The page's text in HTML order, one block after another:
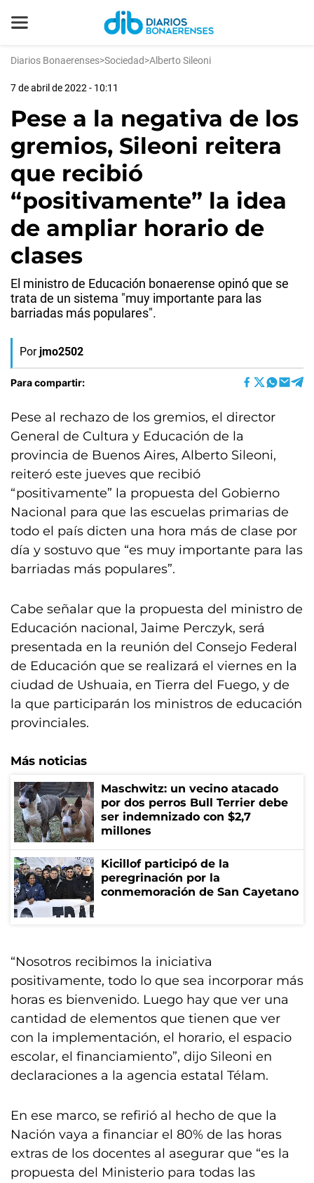
Diarios Bonaerenses>Sociedad>Alberto Sileoni
7 de abril de 2022 - 10:11
Pese a la negativa de los
gremios, Sileoni reitera
que recibió
“positivamente” la idea
de ampliar horario de
clases
El ministro de Educación bonaerense opinó que se
trata de un sistema "muy importante para las
barriadas más populares".
Por jmo2502
Para compartir:
Pese al rechazo de los gremios, el director
General de Cultura y Educación de la
provincia de Buenos Aires, Alberto Sileoni,
reiteró este jueves que recibió
“positivamente” la propuesta del Gobierno
Nacional para que las escuelas primarias de
todo el país dicten una hora más de clase por
día y sostuvo que “es muy importante para las
barriadas más populares”.
Cabe señalar que la propuesta del ministro de
Educación nacional, Jaime Perczyk, será
presentada en la reunión del Consejo Federal
de Educación que se realizará el viernes en la
ciudad de Ushuaia, en Tierra del Fuego, y de
la que participarán los ministros de educación
provinciales.
Más noticias
Maschwitz: un vecino atacado
por dos perros Bull Terrier debe
ser indemnizado con $2,7
millones
Kicillof participó de la
peregrinación por la
conmemoración de San Cayetano
“Nosotros recibimos la iniciativa
positivamente, todo lo que sea incorporar más
horas es bienvenido. Luego hay que ver una
cantidad de elementos que tienen que ver
con la implementación, el horario, el espacio
escolar, el financiamiento”, dijo Sileoni en
declaraciones a la agencia estatal Télam.
En ese marco, se refirió al hecho de que la
Nación vaya a financiar el 80% de las horas
extras de los docentes al asegurar que “es la
propuesta del Ministerio para todas las